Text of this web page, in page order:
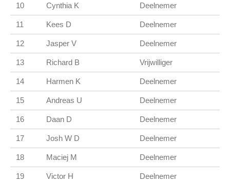
10 Cynthia K Deelnemer
11 Kees D Deelnemer
12 Jasper V Deelnemer
13 Richard B Vrijwilliger
14 Harmen K Deelnemer
15 Andreas U Deelnemer
16 Daan D Deelnemer
17 Josh W D Deelnemer
18 Maciej M Deelnemer
19 Victor H Deelnemer